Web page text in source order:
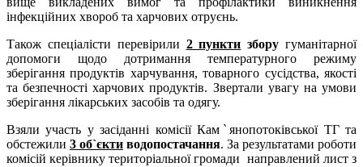
інфекційних хвороб та харчових отруєнь.
Також спеціалісти перевірили 2 пункти збору гуманітарної
допомоги щодо дотримання температурного режиму
зберігання продуктів харчування, товарного сусідства, якості
та безпечності харчових продуктів. Звертали увагу на умови
зберігання лікарських засобів та одягу.
Взяли участь у засіданні комісії Камˋянопотоківської ТГ та
обстежили 3 обˋєкти водопостачання. За результатами роботи
комісій керівнику територіальної громади направлений лист з